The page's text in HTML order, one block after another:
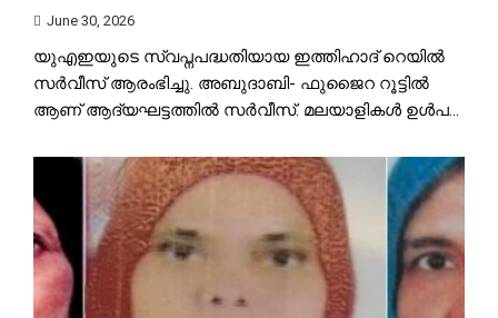
June 30, 2026
യുഎഇയുടെ സ്വപ്നപദ്ധതിയായ ഇത്തിഹാദ് റെയിൽ
സർവീസ് ആരംഭിച്ചു. അബുദാബി- ഫുജൈറ റൂട്ടിൽ
ആണ് ആദ്യഘട്ടത്തിൽ സർവീസ്. മലയാളികൾ ഉൾപ...